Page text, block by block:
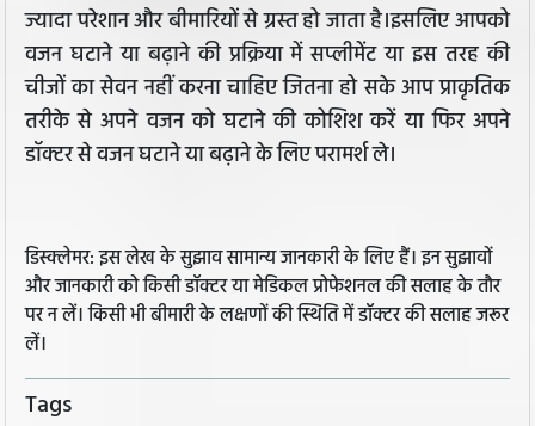
ज्यादा परेशान और बीमारियों से ग्रस्त हो जाता है।इसलिए आपको
वजन घटाने या बढ़ाने की प्रक्रिया में सप्लीमेंट या इस तरह की
चीजों का सेवन नहीं करना चाहिए जितना हो सके आप प्राकृतिक
तरीके से अपने वजन को घटाने की कोशिश करें या फिर अपने
डॉक्टर से वजन घटाने या बढ़ाने के लिए परामर्श ले।
डिस्क्लेमर: इस लेख के सुझाव सामान्य जानकारी के लिए हैं। इन सुझावों
और जानकारी को किसी डॉक्टर या मेडिकल प्रोफेशनल की सलाह के तौर
पर न लें। किसी भी बीमारी के लक्षणों की स्थिति में डॉक्टर की सलाह जरूर
लें।
Tags